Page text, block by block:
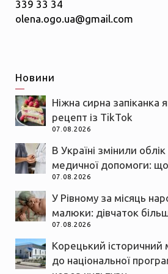
339 33 34
olena.ogo.ua@gmail.com
Новини
Ніжна сирна запіканка
рецепт із TikTok
07.08.2026
В Україні змінили облік
медичної допомоги:
07.08.2026
У Рівному за місяць
малюки: дівчаток
07.08.2026
Корецький історичний
до національної